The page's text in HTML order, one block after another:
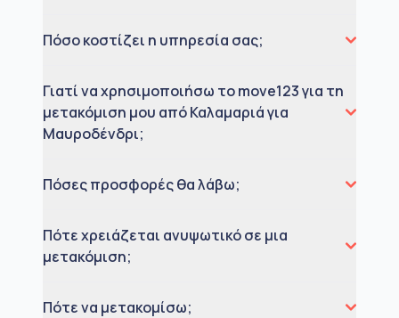
Πόσο κοστίζει η υπηρεσία σας;
Γιατί να χρησιμοποιήσω το move123 για τη
μετακόμιση μου από Καλαμαριά για
Μαυροδένδρι;
Πόσες προσφορές θα λάβω;
Πότε χρειάζεται ανυψωτικό σε μια
μετακόμιση;
Πότε να μετακομίσω;